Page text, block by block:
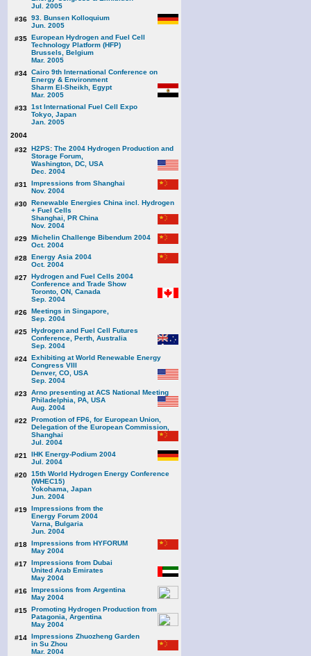
Jul. 2005
#36 93. Bunsen Kolloquium
Jun. 2005
#35 European Hydrogen and Fuel Cell
Technology Platform (HFP)
Brussels, Belgium
Mar. 2005
#34 Cairo 9th International Conference on
Energy & Environment
Sharm El-Sheikh, Egypt
Mar. 2005
#33 1st International Fuel Cell Expo
Tokyo, Japan
Jan. 2005
2004
#32
H2PS: The 2004 Hydrogen Production and
Storage Forum,
Washington, DC, USA
Dec. 2004
#31
Impressions from Shanghai
Nov. 2004
#30 Renewable Energies China incl. Hydrogen
+ Fuel Cells
Shanghai, PR China
Nov. 2004
#29 Michelin Challenge Bibendum 2004
Oct. 2004
#28 Energy Asia 2004
Oct. 2004
#27 Hydrogen and Fuel Cells 2004
Conference and Trade Show
Toronto, ON, Canada
Sep. 2004
#26 Meetings in Singapore,
Sep. 2004
#25 Hydrogen and Fuel Cell Futures
Conference, Perth, Australia
Sep. 2004
#24 Exhibiting at World Renewable Energy
Congress VIII
Denver, CO, USA
Sep. 2004
#23 Arno presenting at ACS National Meeting
Philadelphia, PA, USA
Aug. 2004
#22
Promotion of FP6, for European Union,
Delegation of the European Commission,
Shanghai
Jul. 2004
#21
IHK Energy-Podium 2004
Jul. 2004
#20 15th World Hydrogen Energy Conference
(WHEC15)
Yokohama, Japan
Jun. 2004
#19 Impressions from the
Energy Forum 2004
Varna, Bulgaria
Jun. 2004
#18 Impressions from HYFORUM
May 2004
#17 Impressions from Dubai
United Arab Emirates
May 2004
#16 Impressions from Argentina
May 2004
#15 Promoting Hydrogen Production from
Patagonia, Argentina
May 2004
#14 Impressions Zhuozheng Garden
in Su Zhou
Mar. 2004